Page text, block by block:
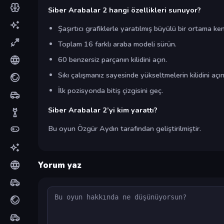
Siber Arabalar 2 hangi özellikleri sunuyor?
Şaşırtıcı grafiklerle yaratılmış büyülü bir ortama
Toplam 16 farklı araba modeli sürün.
60 benzersiz parçanın kilidini açın.
Sıkı çalışmanız sayesinde yükseltmelerin kilidini
İlk pozisyonda bitiş çizgisini geç.
Siber Arabalar 2’yi kim yarattı?
Bu oyun Özgür Aydın tarafından geliştirilmiştir.
Yorum yaz
Yorum